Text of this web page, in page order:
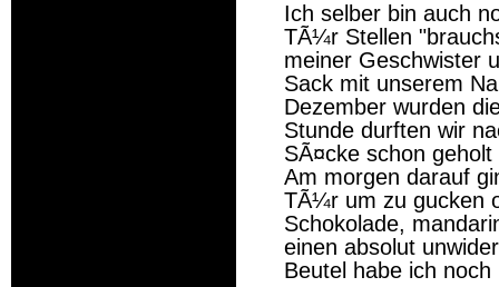
Ich selber bin auch
TÃ¼r Stellen
meiner Geschwister
Sack mit unserem
Dezember wurden
Stunde durften wir
SÃ¤cke schon
Am morgen darauf
TÃ¼r um zu gucken
Schokolade,
einen absolut
Beutel habe ich